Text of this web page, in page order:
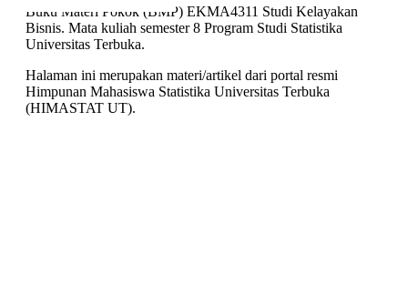
Buku Materi Pokok (BMP) EKMA4311 Studi Kelayakan
Bisnis. Mata kuliah semester 8 Program Studi Statistika
Universitas Terbuka.
Halaman ini merupakan materi/artikel dari portal resmi
Himpunan Mahasiswa Statistika Universitas Terbuka
(HIMASTAT UT).